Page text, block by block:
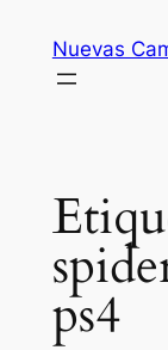
contenido
Nuevas
ps4